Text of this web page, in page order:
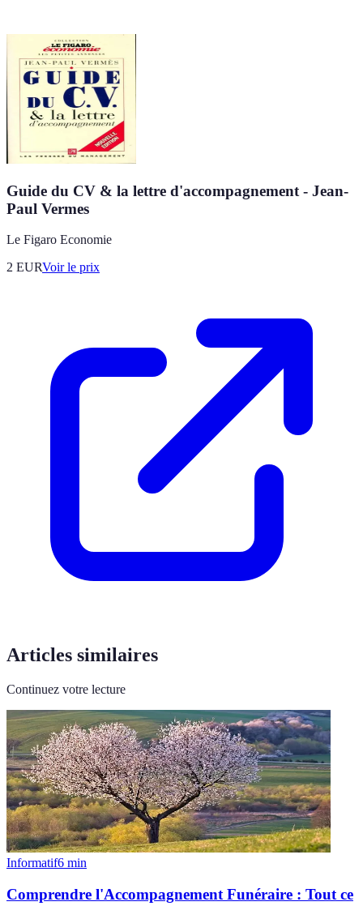
Guide du CV & la lettre d'accompagnement - Jean-
Paul Vermes
Le Figaro Economie
2 EURVoir le prix
Articles similaires
Continuez votre lecture
Informatif6 min
Comprendre l'Accompagnement Funéraire : Tout ce